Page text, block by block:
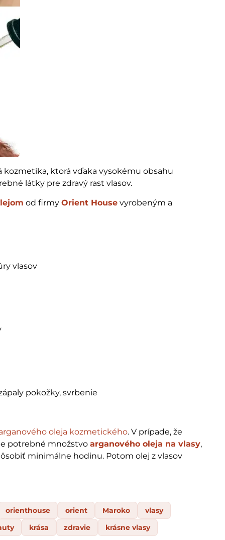
kozmetika, ktorá vďaka vysokému obsahu
látky pre zdravý rast vlasov.
od firmyOrient House vyrobeným a
vlasov
pokožky, svrbenie
oleja kozmetického. V prípade, že
potrebné množstvoarganového oleja na vlasy,
minimálne hodinu. Potom olej z vlasov
orienthouse orient Maroko
vlasy
krása zdravie
krásne vlasy